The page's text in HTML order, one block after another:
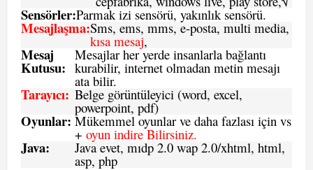
Sensörler:Parmak izi sensörü, yakınlık sensörü.
Mesajlaşma:Sms, ems, mms, e-posta, multi media,
kısa mesaj,
Mesaj
Kutusu:
Mesajlar her yerde insanlarla bağlantı
kurabilir, internet olmadan metin mesajı
ata bilir.
Tarayıcı: Belge görüntüleyici (word, excel,
powerpoint, pdf)
Oyunlar: Mükemmel oyunlar ve daha fazlası için vs
+ oyun indire Bilirsiniz.
Java: Java evet, mıdp 2.0 wap 2.0/xhtml, html,
asp, php